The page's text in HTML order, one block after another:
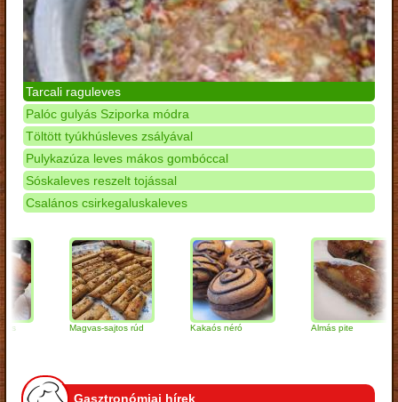
Tarcali raguleves
Palóc gulyás Sziporka módra
Töltött tyúkhúsleves zsályával
Pulykazúza leves mákos gombóccal
Sóskaleves reszelt tojással
Csalános csirkegaluskaleves
Magvas-sajtos rúd Kakaós néró Almás pite
Gasztronómiai hírek